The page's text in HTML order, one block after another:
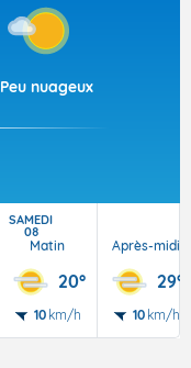
Peu nuageux
SAMEDI
08
Matin
20°
10 km/h
Après-midi
29°
10 km/h